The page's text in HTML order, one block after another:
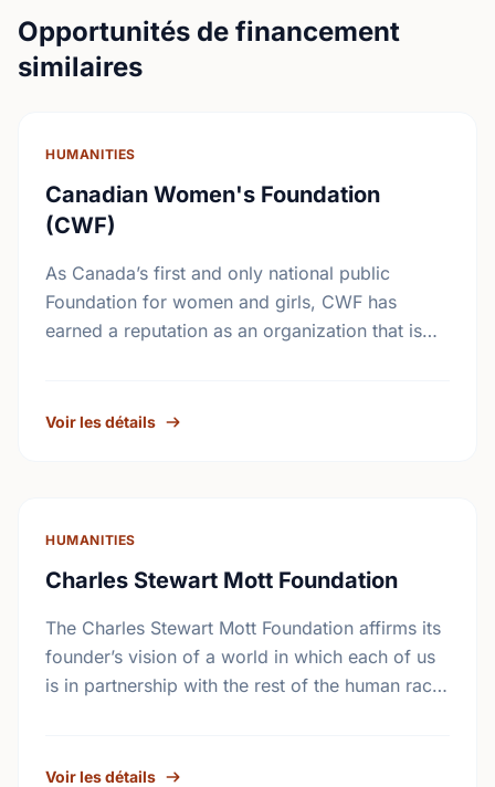
Opportunités de financement
similaires
HUMANITIES
Canadian Women's Foundation
(CWF)
As Canada’s first and only national public
Foundation for women and girls, CWF has
earned a reputation as an organization that is
Voir les détails
HUMANITIES
Charles Stewart Mott Foundation
The Charles Stewart Mott Foundation affirms its
founder’s vision of a world in which each of us
is in partnership with the rest of the human race.
Voir les détails